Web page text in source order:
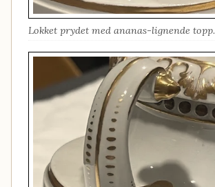
Lokket prydet med ananas-lignende topp.